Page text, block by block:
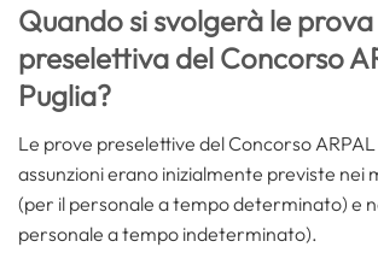
Quando si svolgerà le prova
preselettiva del Concorso
Puglia?
Le prove preselettive del Concorso
assunzioni erano inizialmente previste nei
(per il personale a tempo determinato) e
personale a tempo indeterminato).